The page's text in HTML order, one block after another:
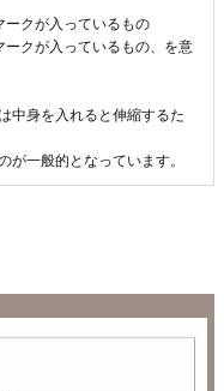
ークが入っているもの
クが入っているもの、を意
中身を入れると伸縮するた
が一般的となっています。